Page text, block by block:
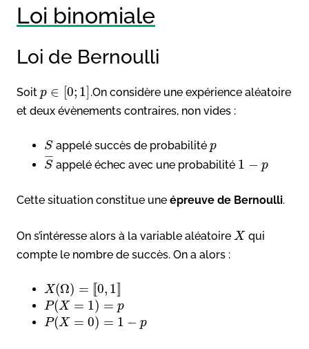
Loi binomiale
Loi de Bernoulli
Soit p ∈ 0; 1 .On considère une expérience aléatoire
et deux évènements contraires, non vides :
S appelé succès de probabilitép
S
¯¯
¯ appelé échec avec une probabilité 1 − p
Cette situation constitue une épreuve de Bernoulli.
On s’intéresse alors à la variable aléatoire Xqui
compte le nombre de succès. On a alors :
X(Ω) = 0, 1
P(X = 1) = p
P(X = 0) = 1 − p